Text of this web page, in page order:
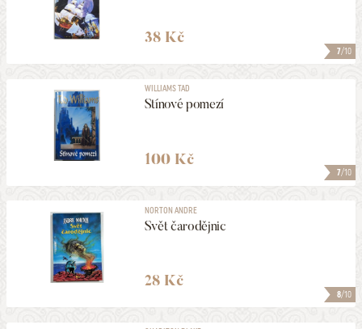
7/10
38 Kč
7/10
WILLIAMS TAD
Stínové pomezí
100 Kč
8/10
NORTON ANDRE
Svět čarodějnic
28 Kč